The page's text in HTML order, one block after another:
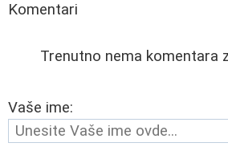
Komentari
Trenutno nema komentara
Vaše ime: